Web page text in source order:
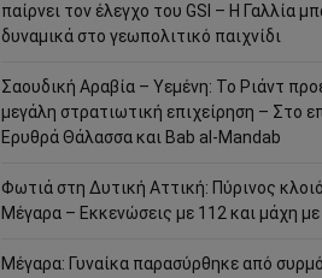
παίρνει τον έλεγχο του GSI – Η Γαλλία
δυναμικά στο γεωπολιτικό παιχνίδι
Σαουδική Αραβία – Υεμένη: Το Ριάντ
μεγάλη στρατιωτική επιχείρηση – Στο
Ερυθρά Θάλασσα και Bab al-Mandab
Φωτιά στη Δυτική Αττική: Πύρινος
Μέγαρα – Εκκενώσεις με 112 και μάχη
Μέγαρα: Γυναίκα παρασύρθηκε από